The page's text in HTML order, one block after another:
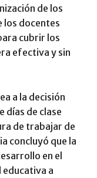
de los
los docentes
cubrir los
efectiva y sin
a la decisión
días de clase
de trabajar de
concluyó que la
en el
a